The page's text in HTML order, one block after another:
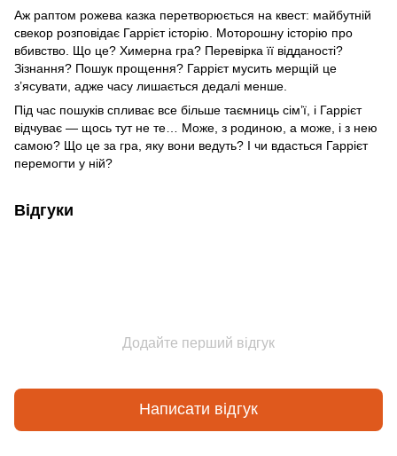
Аж раптом рожева казка перетворюється на квест: майбутній
свекор розповідає Гаррієт історію. Моторошну історію про
вбивство. Що це? Химерна гра? Перевірка її відданості?
Зізнання? Пошук прощення? Гаррієт мусить мерщій це
з’ясувати, адже часу лишається дедалі менше.
Під час пошуків спливає все більше таємниць сім’ї, і Гаррієт
відчуває — щось тут не те… Може, з родиною, а може, і з нею
самою? Що це за гра, яку вони ведуть? І чи вдасться Гаррієт
перемогти у ній?
Відгуки
Додайте перший відгук
Написати відгук